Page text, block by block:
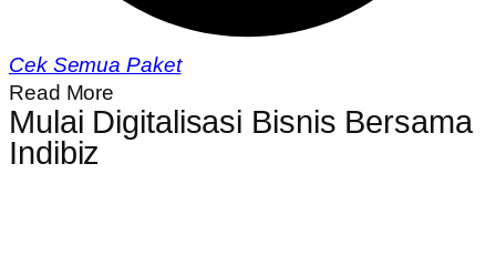
Cek Semua Paket
Read More
Mulai Digitalisasi Bisnis Bersama
Indibiz